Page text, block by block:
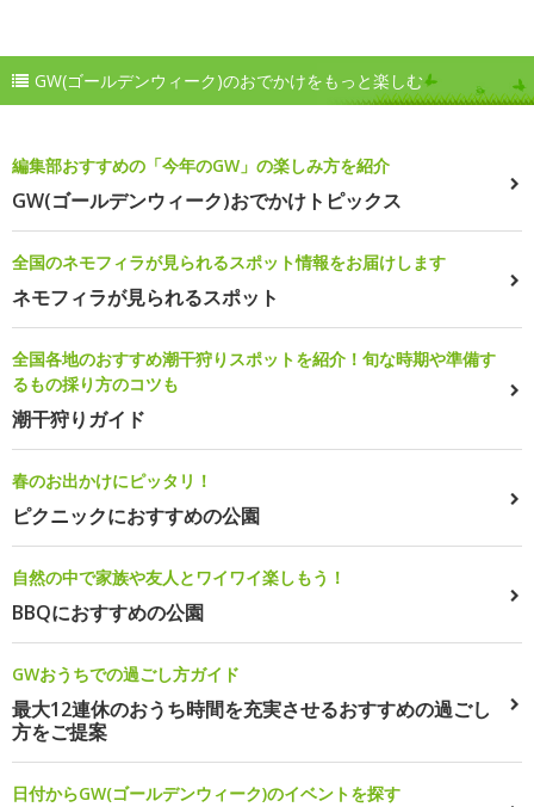
GW(ゴールデンウィーク)のおでかけをもっと楽しむ
編集部おすすめの「今年のGW」の楽しみ方を紹介
GW(ゴールデンウィーク)おでかけトピックス
全国のネモフィラが見られるスポット情報をお届けします
ネモフィラが見られるスポット
全国各地のおすすめ潮干狩りスポットを紹介！旬な時期や準備す
るもの採り方のコツも
潮干狩りガイド
春のお出かけにピッタリ！
ピクニックにおすすめの公園
自然の中で家族や友人とワイワイ楽しもう！
BBQにおすすめの公園
GWおうちでの過ごし方ガイド
最大12連休のおうち時間を充実させるおすすめの過ごし
方をご提案
日付からGW(ゴールデンウィーク)のイベントを探す